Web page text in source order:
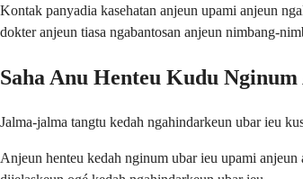
Kontak panyadia kasehatan anjeun upami anjeun
dokter anjeun tiasa ngabantosan anjeun nimbang-
Saha Anu Henteu Kudu
Jalma-jalma tangtu kedah ngahindarkeun ubar ieu
Anjeun henteu kedah nginum ubar ieu upami